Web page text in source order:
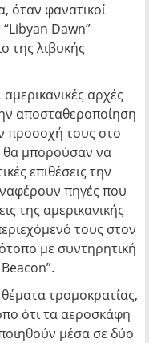
όταν φανατικοί
Dawn”
της λιβυκής
αρχές
αποσταθεροποίηση
προσοχή τους στο
θα μπορούσαν να
επιθέσεις την
πηγές που
της αμερικανικής
τους στον
με συντηρητική
τρομοκρατίας,
ότι τα αεροσκάφη
μέσα σε δύο